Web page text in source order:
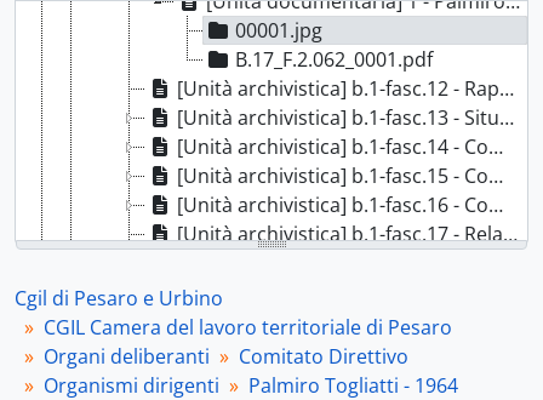
00001.jpg
B.17_F.2.062_0001.pdf
[Unità archivistica] b.1-fasc.12 - Rapporto di attività della Camera confederale del lavoro, [1964]
[Unità archivistica] b.1-fasc.13 - Situazione economica della provincia di Pesaro, 1964
[Unità archivistica] b.1-fasc.14 - Comitato direttivo, 1965
[Unità archivistica] b.1-fasc.15 - Comitato direttivo, 1966
[Unità archivistica] b.1-fasc.16 - Comitati direttivi Camere mandamentali, 1966
[Unità archivistica] b.1-fasc.17 - Relazione sull'unità sindacale, 1966
[Unità archivistica] b.1 fasc.19 - Comitato esecutivo, 1968
[Unità archivistica] b.1-fasc.20 - Piano politico e piani di lavoro, [1968] - 1969
[Unità archivistica] b.1-fasc.21 - Convocazioni riunioni, 1970
[Unità archivistica] b.1-fasc.22 - Comitato direttivo, 1972
Cgil di Pesaro e Urbino
CGIL Camera del lavoro territoriale di Pesaro
Organi deliberanti
Comitato Direttivo
Organismi dirigenti
Palmiro Togliatti - 1964